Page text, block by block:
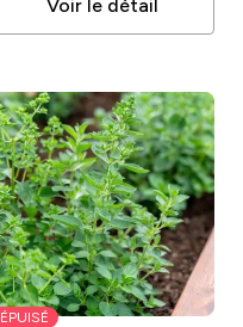
Voir le détail
ÉPUISÉ